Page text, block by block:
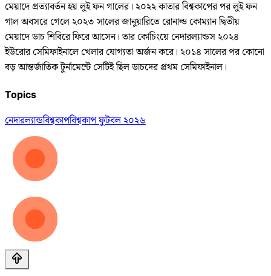
মেয়াদে প্রত্যাবর্তন হয় লুই ফন গালের। ২০২২ কাতার বিশ্বকাপের পর লুই ফন
গাল অবসরে গেলে ২০২৩ সালের জানুয়ারিতে রোনাল্ড কোম্যান দ্বিতীয়
মেয়াদে ডাচ শিবিরে ফিরে আসেন। তার কোচিংয়ে নেদারল্যান্ডস ২০২৪
ইউরোর সেমিফাইনালে খেলার যোগ্যতা অর্জন করে। ২০১৪ সালের পর কোনো
বড় আন্তর্জাতিক টুর্নামেন্টে সেটিই ছিল ডাচদের প্রথম সেমিফাইনাল।
Topics
নেদারল্যান্ডবিশ্বকাপবিশ্বকাপ ফুটবল ২০২৬